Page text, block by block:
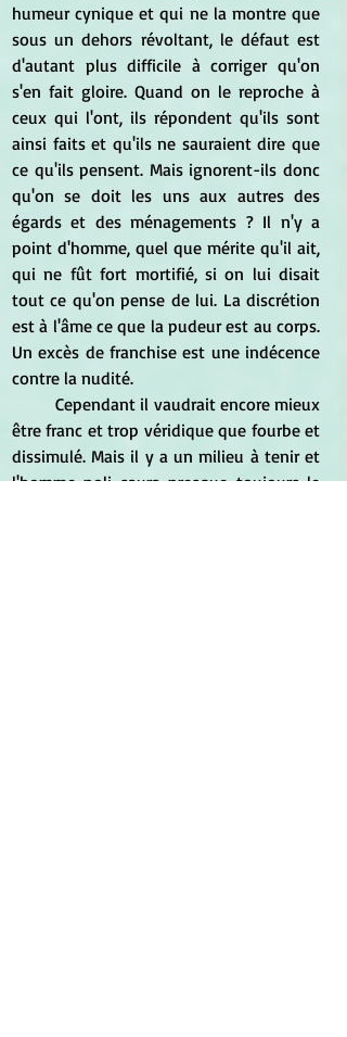
humeur cynique et qui ne la montre que
sous un dehors révoltant, le défaut est
d'autant plus difficile à corriger qu'on
s'en fait gloire. Quand on le reproche à
ceux qui l'ont, ils répondent qu'ils sont
ainsi faits et qu'ils ne sauraient dire que
ce qu'ils pensent. Mais ignorent-ils donc
qu'on se doit les uns aux autres des
égards et des ménagements ? Il n'y a
point d'homme, quel que mérite qu'il ait,
qui ne fût fort mortifié, si on lui disait
tout ce qu'on pense de lui. La discrétion
est à l'âme ce que la pudeur est au corps.
Un excès de franchise est une indécence
contre la nudité.
	Cependant il vaudrait encore mieux
être franc et trop véridique que fourbe et
dissimulé. Mais il y a un milieu à tenir et
l'homme poli saura presque toujours le